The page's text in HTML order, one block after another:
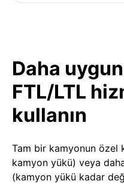
Daha
FTL/LTL
kullanın
Tam bir kamyonun özel
kamyon yükü) veya
(kamyon yükü kadar